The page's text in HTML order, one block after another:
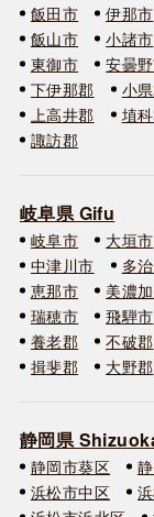
飯田市
伊那市
飯山市
小諸市
東御市
安曇
下伊那郡
小
上高井郡
埴
諏訪郡
岐阜県 Gifu
岐阜市 大垣市
中津川市
多
恵那市
美濃
瑞穂市
飛騨市
養老郡
不破郡
揖斐郡
大野郡
静岡県
静岡市葵区
浜松市中区